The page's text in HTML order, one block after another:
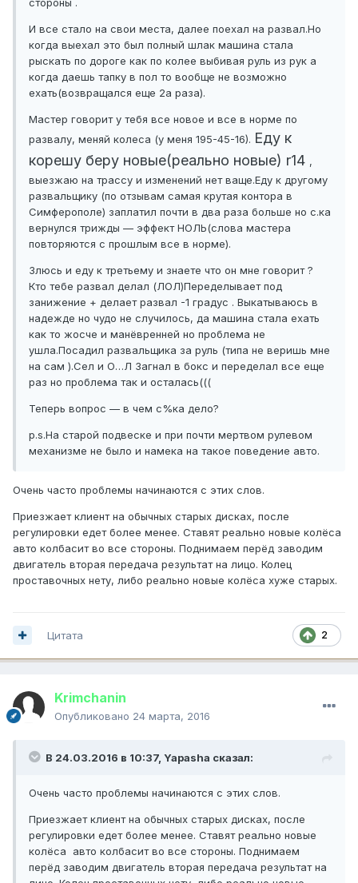
И все стало на свои места, далее поехал на развал.Но
когда выехал это был полный шлак машина стала
рыскать по дороге как по колее выбивая руль из рук а
когда даешь тапку в пол то вообще не возможно
ехать(возвращался еще 2а раза).
Мастер говорит у тебя все новое и все в норме по
развалу, меняй колеса (у меня 195-45-16). Еду к
корешу беру новые(реально новые) r14 ,
выезжаю на трассу и изменений нет ваще.Еду к другому
развальщику (по отзывам самая крутая контора в
Симферополе) заплатил почти в два раза больше но с.ка
вернулся трижды — эффект НОЛЬ(слова мастера
повторяются с прошлым все в норме).
Злюсь и еду к третьему и знаете что он мне говорит ?
Кто тебе развал делал (ЛОЛ)Переделывает под
занижение + делает развал -1 градус . Выкатываюсь в
надежде но чудо не случилось, да машина стала ехать
как то жосче и манёвренней но проблема не
ушла.Посадил развальщика за руль (типа не веришь мне
на сам ).Сел и О…Л Загнал в бокс и переделал все еще
раз но проблема так и осталась(((
Теперь вопрос — в чем с%ка дело?
p.s.На старой подвеске и при почти мертвом рулевом
механизме не было и намека на такое поведение авто.
Очень часто проблемы начинаются с этих слов.
Приезжает клиент на обычных старых дисках, после
регулировки едет более менее. Ставятреально новые колёса
авто колбасит во все стороны. Поднимаем перёд заводим
двигатель вторая передача результат на лицо. Колец
проставочных нету, либо реально новые колёса хуже старых.
2
Цитата
Krimchanin
Опубликовано 24 марта, 2016
В 24.03.2016 в 10:37, Yapasha сказал:
Очень часто проблемы начинаются с этих слов.
Приезжает клиент на обычных старых дисках, после
регулировки едет более менее. Ставятреально новые
колёса авто колбасит во все стороны. Поднимаем
перёд заводим двигатель вторая передача результат на